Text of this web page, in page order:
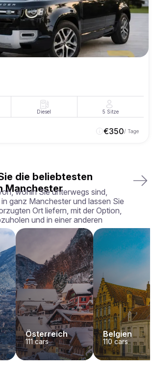
Diesel 5 Sitze
€350/ Tage
die beliebtesten
Manchester
wohin Sie unterwegs sind,
ganz Manchester und lassen Sie
Ort liefern, mit der Option,
und in einer anderen
Österreich
111cars
Belgien
110 cars